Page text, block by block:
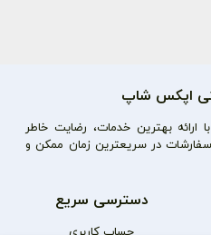
اپکس شاپ
بهترین خدمات، رضایت خاطر
در سریعترین زمان ممکن و
دسترسی سریع